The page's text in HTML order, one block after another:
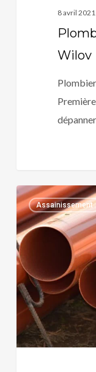
8 avril 2021
Wilov
Chemisage
Assainissement